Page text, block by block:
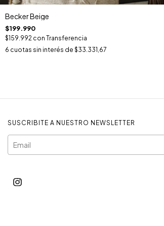
Becker Beige
$199.990
$159.992 con Transferencia
6 cuotas sin interés de $33.331,67
SUSCRIBITE A NUESTRO NEWSLETTER